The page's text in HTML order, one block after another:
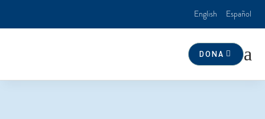
English Español
a
DONA